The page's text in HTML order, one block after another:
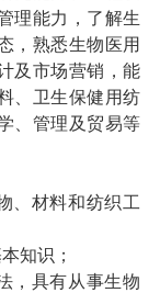
理能力，了解生
，熟悉生物医用
及市场营销，能
、卫生保健用纺
、管理及贸易等
、材料和纺织工
知识；
，具有从事生物